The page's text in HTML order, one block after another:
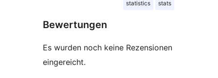
statistics stats
Bewertungen
Es wurden noch keine Rezensionen
eingereicht.